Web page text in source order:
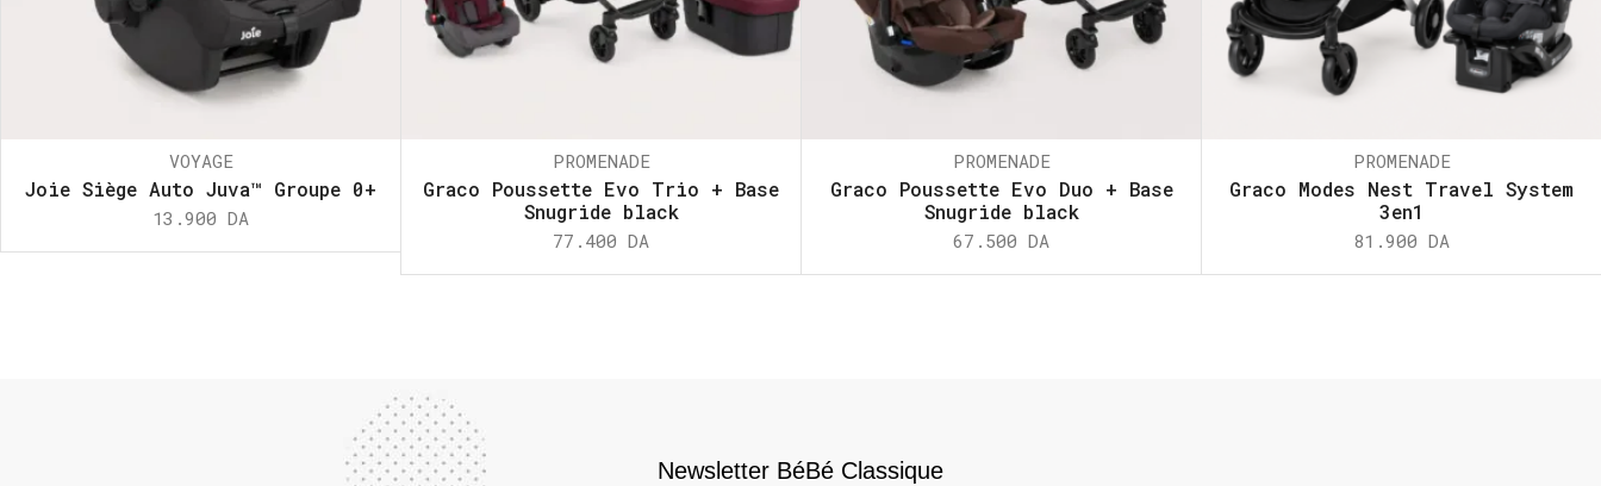
VOYAGE
Joie Siège Auto Juva™ Groupe 0+
13.900 DA
PROMENADE
Graco Poussette Evo Trio + Base
Snugride black
77.400 DA
PROMENADE
Graco Poussette Evo Duo + Base
Snugride black
67.500 DA
PROMENADE
Graco Modes Nest Travel System
3en1
81.900 DA
Newsletter BéBé Classique